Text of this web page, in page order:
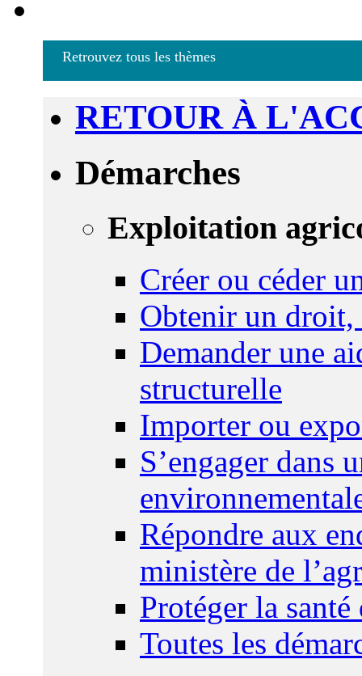
Retrouvez tous les thèmes
RETOUR À
Démarches
Exploitation
Créer ou céder
Obtenir un droit,
Demander une
structurelle
Importer ou
S’engager dans
Répondre aux
ministère de
Protéger la
Toutes les